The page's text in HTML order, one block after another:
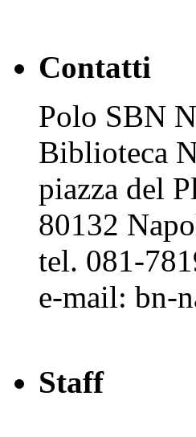
Contatti
Polo SBN
Biblioteca
piazza del
80132
tel. 081-
e-mail: bn-
Staff